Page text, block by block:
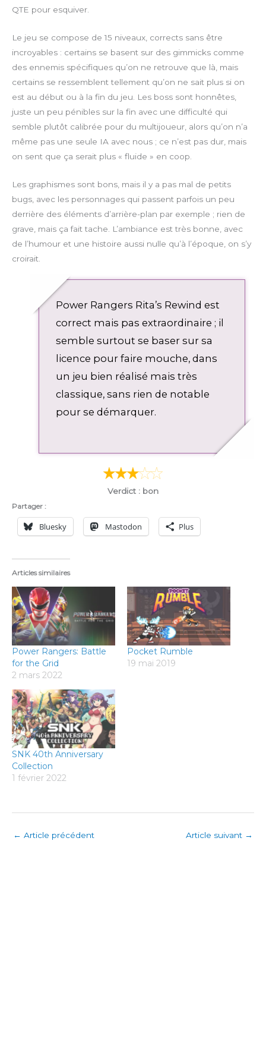
QTE pour esquiver.
Le jeu se compose de 15 niveaux, corrects sans être
incroyables : certains se basent sur des gimmicks comme
des ennemis spécifiques qu’on ne retrouve que là, mais
certains se ressemblent tellement qu’on ne sait plus si on
est au début ou à la fin du jeu. Les boss sont honnêtes,
juste un peu pénibles sur la fin avec une difficulté qui
semble plutôt calibrée pour du multijoueur, alors qu’on n’a
même pas une seule IA avec nous ; ce n’est pas dur, mais
on sent que ça serait plus « fluide » en coop.
Les graphismes sont bons, mais il y a pas mal de petits
bugs, avec les personnages qui passent parfois un peu
derrière des éléments d’arrière-plan par exemple ; rien de
grave, mais ça fait tache. L’ambiance est très bonne, avec
de l’humour et une histoire aussi nulle qu’à l’époque, on s’y
croirait.
Power Rangers Rita’s Rewind est
correct mais pas extraordinaire ; il
semble surtout se baser sur sa
licence pour faire mouche, dans
un jeu bien réalisé mais très
classique, sans rien de notable
pour se démarquer.
Verdict : bon
Partager :
Bluesky Mastodon Plus
Articles similaires
Power Rangers: Battle
for the Grid
2 mars 2022
Pocket Rumble
19 mai 2019
SNK 40th Anniversary
Collection
1 février 2022
← Article précédent Article suivant →